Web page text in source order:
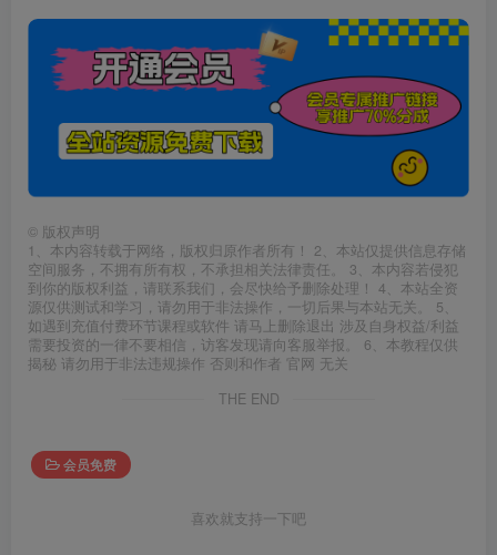
© 版权声明
1、本内容转载于网络，版权归原作者所有！ 2、本站仅提供信息存储
空间服务，不拥有所有权，不承担相关法律责任。 3、本内容若侵犯
到你的版权利益，请联系我们，会尽快给予删除处理！ 4、本站全资
源仅供测试和学习，请勿用于非法操作，一切后果与本站无关。 5、
如遇到充值付费环节课程或软件 请马上删除退出 涉及自身权益/利益
需要投资的一律不要相信，访客发现请向客服举报。 6、本教程仅供
揭秘 请勿用于非法违规操作 否则和作者 官网 无关
THE END
会员免费
喜欢就支持一下吧